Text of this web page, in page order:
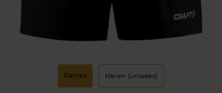
Dames Heren (uniseks)